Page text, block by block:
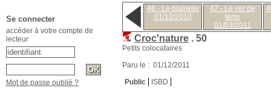
46 - Le blaireau
01/12/2010
47 - Le ver de
terre
01/03/2011
Croc'nature . 50
Petits colocataires
Paru le : 01/12/2011
Public
ISBD
Se connecter
accéder à votre compte de
lecteur
Mot de passe oublié ?